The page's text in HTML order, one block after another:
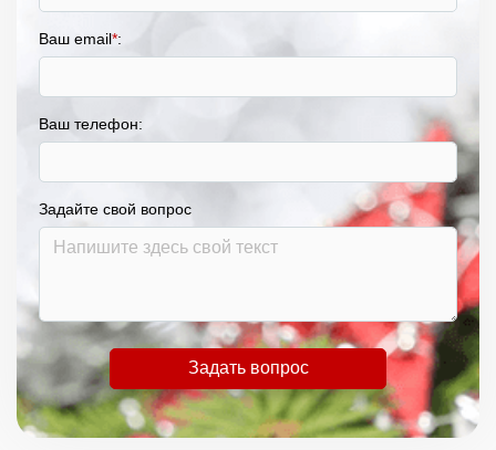
Ваш email*:
Ваш телефон:
Задайте свой вопрос
Задать вопрос